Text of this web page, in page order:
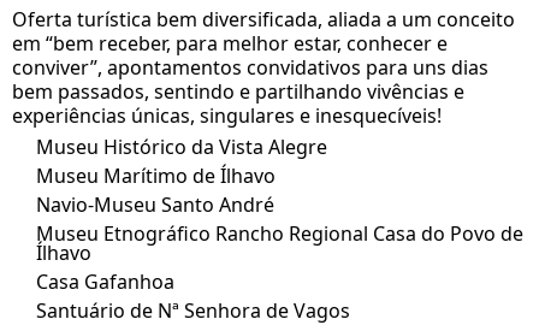
Oferta turística bem diversificada, aliada a um conceito
em “bem receber, para melhor estar, conhecer e
conviver”, apontamentos convidativos para uns dias
bem passados, sentindo e partilhando vivências e
experiências únicas, singulares e inesquecíveis!
Museu Histórico da Vista Alegre
Museu Marítimo de Ílhavo
Navio-Museu Santo André
Museu Etnográfico Rancho Regional Casa do Povo de
Ílhavo
Casa Gafanhoa
Santuário de Nª Senhora de Vagos